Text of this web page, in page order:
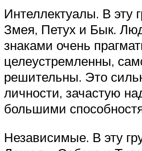
Интеллектуалы. В эту
Змея, Петух и Бык.
знаками очень
целеустремленны,
решительны. Это
личности, зачастую
большими
Независимые. В эту